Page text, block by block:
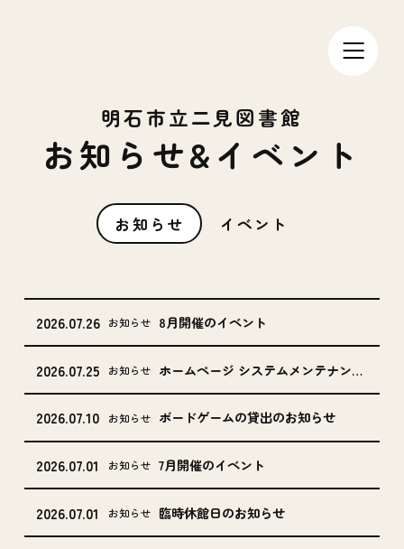
明石市立二見図書館
お知らせ&イベント
お知らせ イベント
2026.07.26 お知らせ 8月開催のイベント
2026.07.25 お知らせ ホームページ システムメンテナンスのお知らせ
2026.07.10 お知らせ ボードゲームの貸出のお知らせ
2026.07.01 お知らせ 7月開催のイベント
2026.07.01 お知らせ 臨時休館日のお知らせ